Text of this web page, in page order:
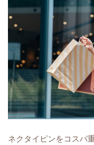
ネクタイピンをコスパ